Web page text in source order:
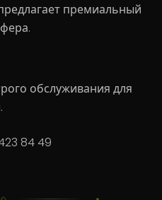
премиальный
обслуживания для
84 49